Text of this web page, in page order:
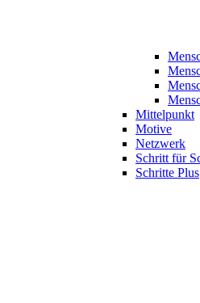
Mittelpunkt
Motive
Netzwerk
Schritt für
Schritte Plus